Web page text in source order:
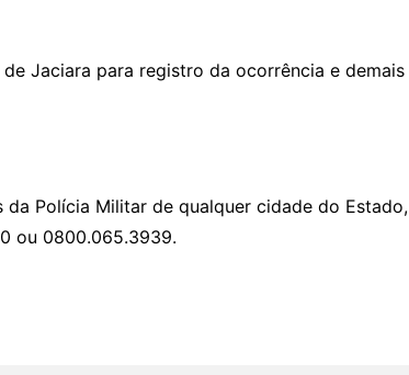
Jaciara para registro da ocorrência e demais
Polícia Militar de qualquer cidade do Estado,
ou 0800.065.3939.